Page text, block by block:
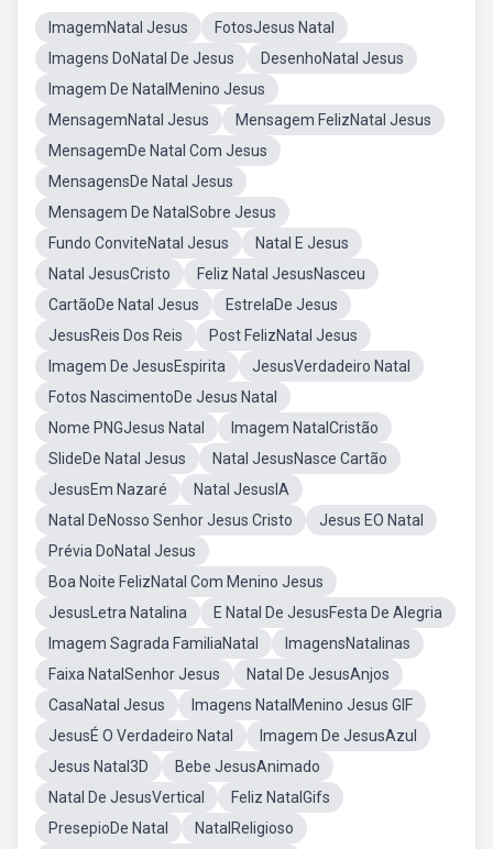
ImagemNatal Jesus
FotosJesus Natal
Imagens DoNatal De Jesus
DesenhoNatal Jesus
Imagem De NatalMenino Jesus
MensagemNatal Jesus
Mensagem FelizNatal Jesus
MensagemDe Natal Com Jesus
MensagensDe Natal Jesus
Mensagem De NatalSobre Jesus
Fundo ConviteNatal Jesus
Natal E Jesus
Natal JesusCristo
Feliz Natal JesusNasceu
CartãoDe Natal Jesus
EstrelaDe Jesus
JesusReis Dos Reis
Post FelizNatal Jesus
Imagem De JesusEspirita
JesusVerdadeiro Natal
Fotos NascimentoDe Jesus Natal
Nome PNGJesus Natal
Imagem NatalCristão
SlideDe Natal Jesus
Natal JesusNasce Cartão
JesusEm Nazaré
Natal JesusIA
Natal DeNosso Senhor Jesus Cristo
Jesus EO Natal
Prévia DoNatal Jesus
Boa Noite FelizNatal Com Menino Jesus
JesusLetra Natalina
E Natal De JesusFesta De Alegria
Imagem Sagrada FamiliaNatal
ImagensNatalinas
Faixa NatalSenhor Jesus
Natal De JesusAnjos
CasaNatal Jesus
Imagens NatalMenino Jesus GIF
JesusÉ O Verdadeiro Natal
Imagem De JesusAzul
Jesus Natal3D
Bebe JesusAnimado
Natal De JesusVertical
Feliz NatalGifs
PresepioDe Natal
NatalReligioso